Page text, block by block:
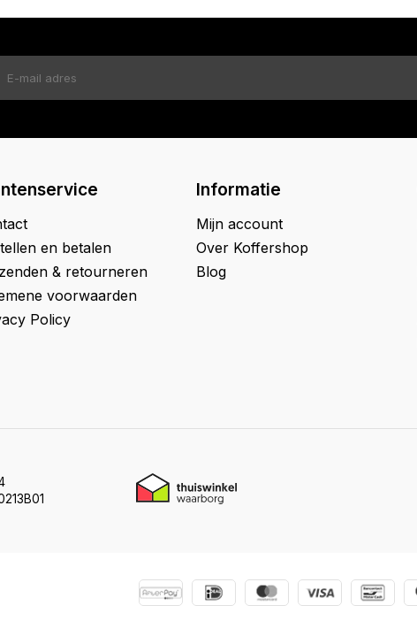
en betalen
& retourneren
voorwaarden
Policy
Informatie
Mijn account
Over Koffershop
Blog